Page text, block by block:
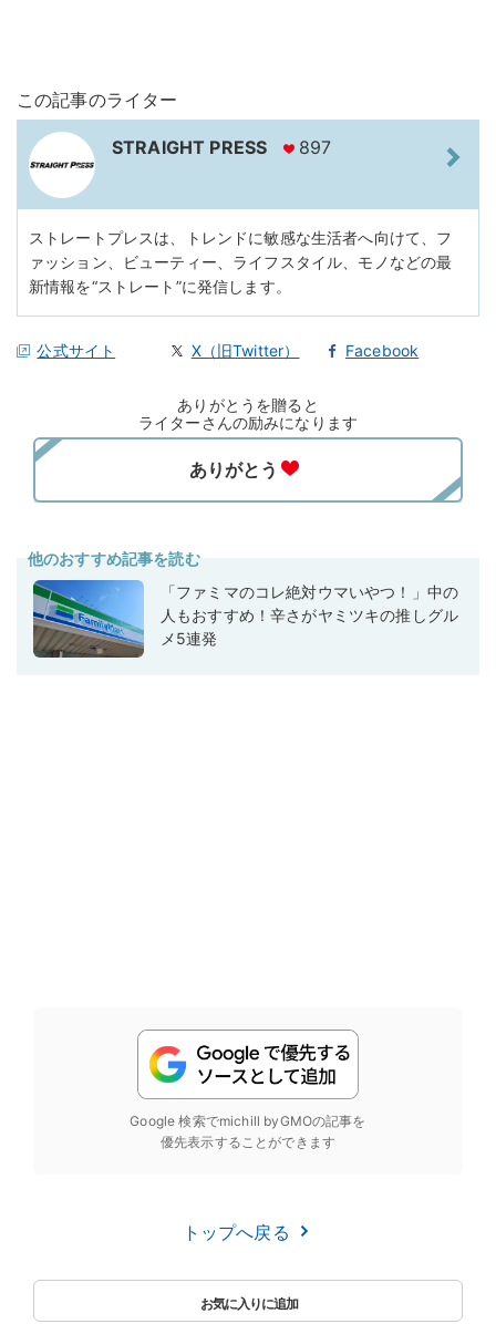
この記事のライター
STRAIGHT PRESS 897
ストレートプレスは、トレンドに敏感な生活者へ向けて、フ
ァッション、ビューティー、ライフスタイル、モノなどの最
新情報を“ストレート”に発信します。
公式サイト X（旧Twitter） Facebook
ありがとうを贈ると
ライターさんの励みになります
他のおすすめ記事を読む
「ファミマのコレ絶対ウマいやつ！」中の
人もおすすめ！辛さがヤミツキの推しグル
メ5連発
Google 検索でmichill byGMOの記事を
優先表示することができます
トップへ戻る